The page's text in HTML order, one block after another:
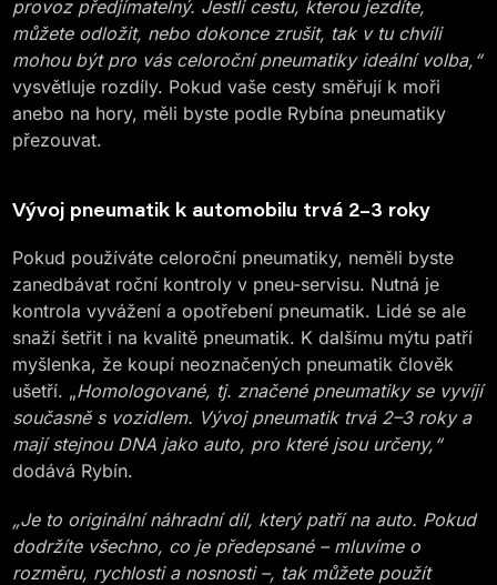
provoz předjímatelný. Jestli cestu, kterou jezdíte,
můžete odložit, nebo dokonce zrušit, tak v tu chvíli
mohou být pro vás celoroční pneumatiky ideální volba,“
vysvětluje rozdíly. Pokud vaše cesty směřují k moři
anebo na hory, měli byste podle Rybína pneumatiky
přezouvat.
Vývoj pneumatik k automobilu trvá 2–3 roky
Pokud používáte celoroční pneumatiky, neměli byste
zanedbávat roční kontroly v pneu-servisu. Nutná je
kontrola vyvážení a opotřebení pneumatik. Lidé se ale
snaží šetřit i na kvalitě pneumatik. K dalšímu mýtu patří
myšlenka, že koupí neoznačených pneumatik člověk
ušetří. „Homologované, tj. značené pneumatiky se vyvíjí
současně s vozidlem. Vývoj pneumatik trvá 2–3 roky a
mají stejnou DNA jako auto, pro které jsou určeny,“
dodává Rybín.
„Je to originální náhradní díl, který patří na auto. Pokud
dodržíte všechno, co je předepsané – mluvíme o
rozměru, rychlosti a nosnosti –, tak můžete použít